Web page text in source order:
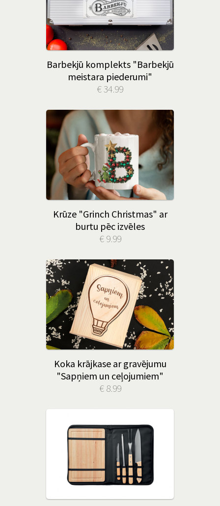
Barbekjū komplekts "Barbekjū
meistara piederumi"
€ 34.99
Krūze "Grinch Christmas" ar
burtu pēc izvēles
€ 9.99
Koka krājkase ar gravējumu
"Sapņiem un ceļojumiem"
€ 8.99